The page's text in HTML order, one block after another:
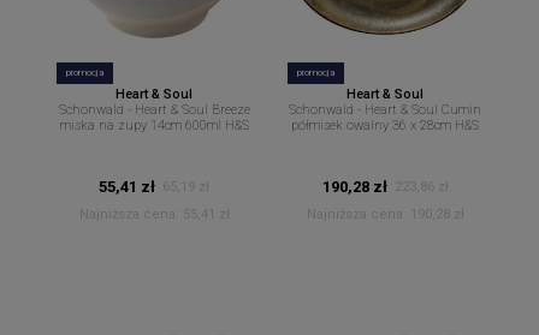
promocja
Heart & Soul
Schonwald - Heart & Soul Breeze
miska na zupy 14cm 600ml H&S
55,41 zł 65,19 zł
Najniższa cena:
55,41 zł
promocja
Heart & Soul
Schonwald - Heart & Soul Cumin
półmisek owalny 36 x 28cm H&S
190,28 zł 223,86 zł
Najniższa cena:
190,28 zł